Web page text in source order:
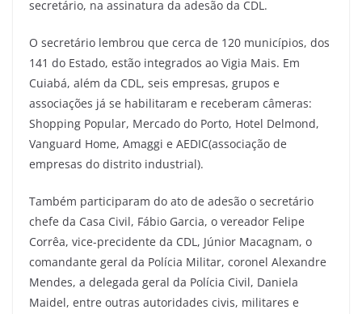
secretário, na assinatura da adesão da CDL.
O secretário lembrou que cerca de 120 municípios, dos
141 do Estado, estão integrados ao Vigia Mais. Em
Cuiabá, além da CDL, seis empresas, grupos e
associações já se habilitaram e receberam câmeras:
Shopping Popular, Mercado do Porto, Hotel Delmond,
Vanguard Home, Amaggi e AEDIC(associação de
empresas do distrito industrial).
Também participaram do ato de adesão o secretário
chefe da Casa Civil, Fábio Garcia, o vereador Felipe
Corrêa, vice-precidente da CDL, Júnior Macagnam, o
comandante geral da Polícia Militar, coronel Alexandre
Mendes, a delegada geral da Polícia Civil, Daniela
Maidel, entre outras autoridades civis, militares e